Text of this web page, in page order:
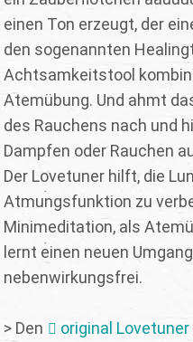
einen Ton erzeugt, der
den sogenannten
Achtsamkeitstool
Atemübung. Und ahmt
des Rauchens nach und
Dampfen oder Rauchen
Der Lovetuner hilft, die
Atmungsfunktion zu
Minimeditation, als
lernt einen neuen
nebenwirkungsfrei.
> Den
original Lovetuner